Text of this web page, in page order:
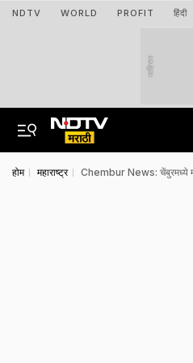
NDTV WORLD PROFIT हिंदी
जाहिरात
होम महाराष्ट्र Chembur News: चेंबुरमध्ये